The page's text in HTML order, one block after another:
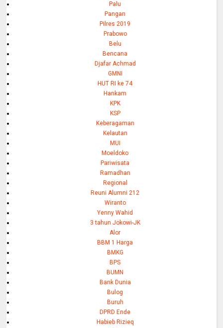
Palu
Pangan
Pilres 2019
Prabowo
Belu
Bencana
Djafar Achmad
GMNI
HUT RI ke 74
Hankam
KPK
KSP
Keberagaman
Kelautan
MUI
Moeldoko
Pariwisata
Ramadhan
Regional
Reuni Alumni 212
Wiranto
Yenny Wahid
3 tahun Jokowi-JK
Alor
BBM 1 Harga
BMKG
BPS
BUMN
Bank Dunia
Bulog
Buruh
DPRD Ende
Habieb Rizieq